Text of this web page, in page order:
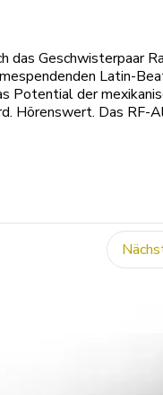
das Geschwisterpaar
Latin-
Potential der
Hörenswert. Das RF-